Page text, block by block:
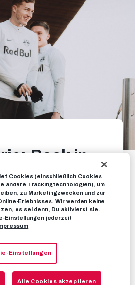
Back in
in Taxham nach der
23. NOVEMBER 2023
Cookies (einschließlich Cookies
andere Trackingtechnologien), um
zu Marketingzwecken und zur
Erlebnisses. Wir werden keine
es sei denn, Du aktivierst sie.
Einstellungen jederzeit
Einstellungen
Alle Cookies akzeptieren